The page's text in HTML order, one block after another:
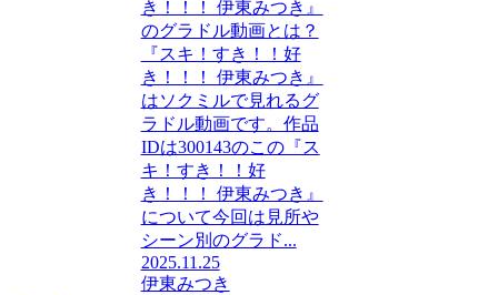
き！！！ 伊東みつき』
のグラドル動画とは？
『スキ！すき！！好
き！！！ 伊東みつき』
はソクミルで見れるグ
ラドル動画です。作品
IDは300143のこの『ス
キ！すき！！好
き！！！ 伊東みつき』
について今回は見所や
シーン別のグラド...
2025.11.25
伊東みつき